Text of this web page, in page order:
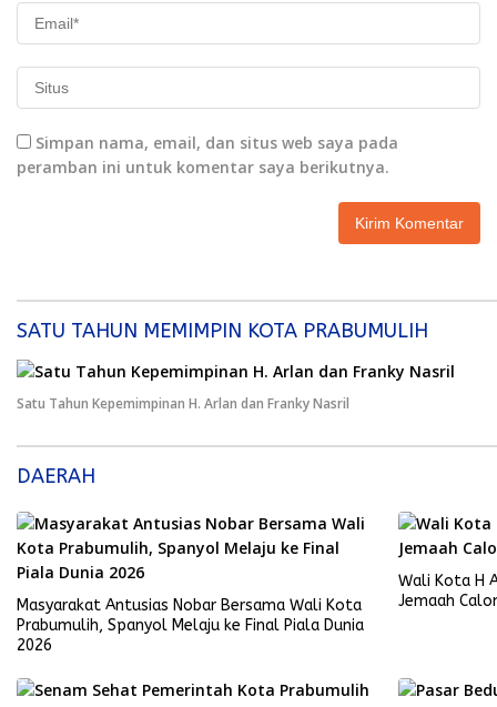
Simpan nama, email, dan situs web saya pada
peramban ini untuk komentar saya berikutnya.
SATU TAHUN MEMIMPIN KOTA PRABUMULIH
Satu Tahun Kepemimpinan H. Arlan dan Franky Nasril
DAERAH
Masyarakat Antusias Nobar Bersama Wali Kota
Prabumulih, Spanyol Melaju ke Final Piala Dunia
2026
Wali Kota H
Jemaah